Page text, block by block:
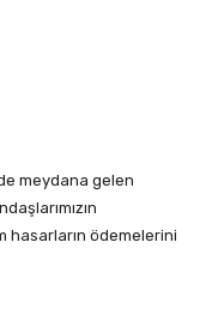
meydana gelen
hasarların ödemelerini